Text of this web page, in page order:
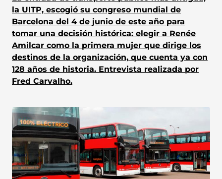
la UITP, escogió su congreso mundial de
Barcelona del 4 de junio de este año para
tomar una decisión histórica: elegir a Renée
Amilcar como la primera mujer que dirige los
destinos de la organización, que cuenta ya con
128 años de historia. Entrevista realizada por
Fred Carvalho.